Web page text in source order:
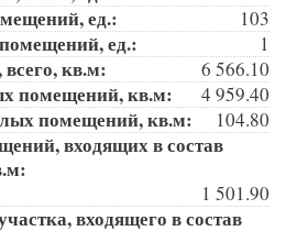
ед.: 103
ед.: 1
кв.м: 6 566.10
помещений, кв.м: 4 959.40
помещений, кв.м: 104.80
входящих в состав
1 501.90
входящего в состав